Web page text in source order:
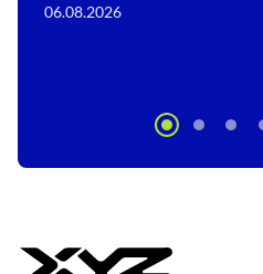
06.08.2026